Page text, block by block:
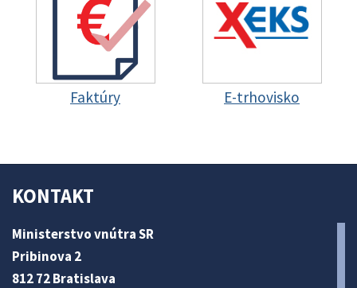
Faktúry E-trhovisko
KONTAKT
Ministerstvo vnútra SR
Pribinova 2
812 72 Bratislava